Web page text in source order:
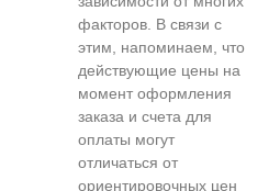
факторов. В связи с
этим, напоминаем, что
действующие цены на
момент оформления
заказа и счета для
оплаты могут
отличаться от
ориентировочных цен